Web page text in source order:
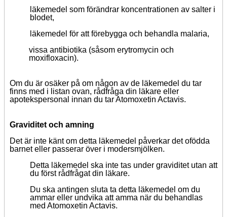
läkemedel som förändrar koncentrationen av salter i
blodet,
läkemedel för att förebygga och behandla malaria,
vissa antibiotika (såsom erytromycin och
moxifloxacin).
Om du är osäker på om någon av de läkemedel du tar
finns med i listan ovan, rådfråga din läkare eller
apotekspersonal innan du tar Atomoxetin Actavis.
Graviditet och amning
Det är inte känt om detta läkemedel påverkar det ofödda
barnet eller passerar över i modersmjölken.
Detta läkemedel ska inte tas under graviditet utan att
du först rådfrågat din läkare.
Du ska antingen sluta ta detta läkemedel om du
ammar eller undvika att amma när du behandlas
med Atomoxetin Actavis.